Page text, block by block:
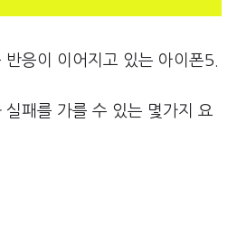
응이 이어지고 있는 아이폰5.
패를 가를 수 있는 몇가지 요